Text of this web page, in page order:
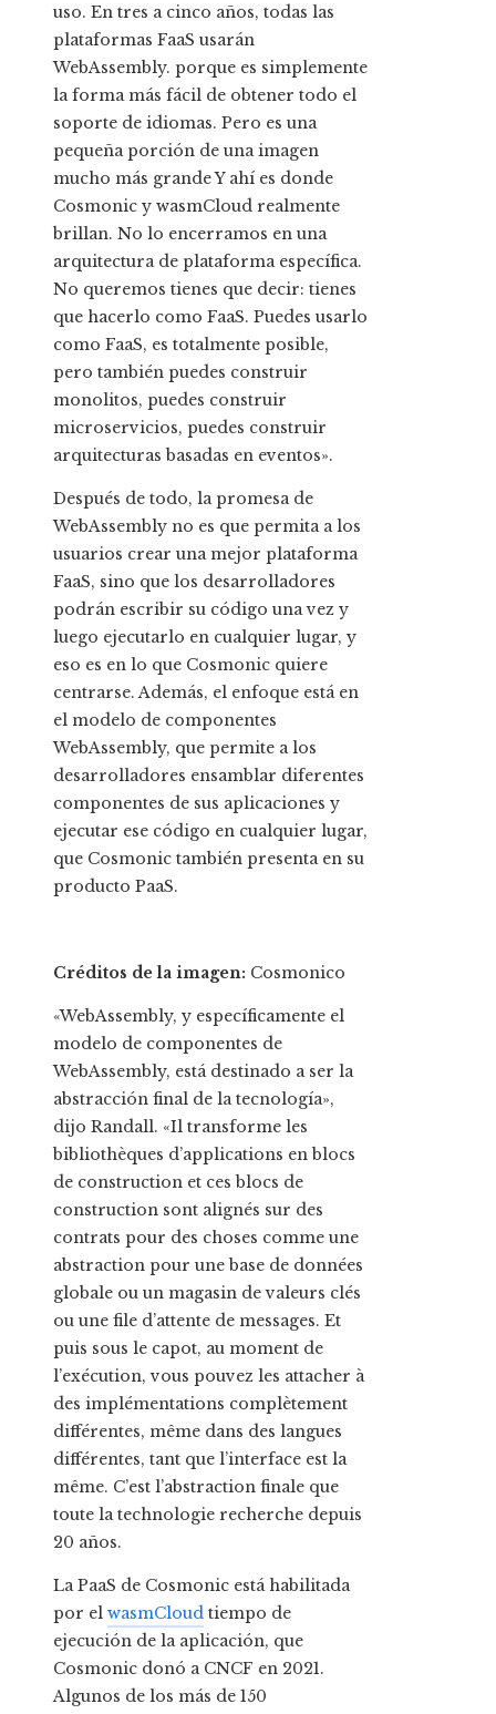
uso. En tres a cinco años, todas las
plataformas FaaS usarán
WebAssembly. porque es simplemente
la forma más fácil de obtener todo el
soporte de idiomas. Pero es una
pequeña porción de una imagen
mucho más grande Y ahí es donde
Cosmonic y wasmCloud realmente
brillan. No lo encerramos en una
arquitectura de plataforma específica.
No queremos tienes que decir: tienes
que hacerlo como FaaS. Puedes usarlo
como FaaS, es totalmente posible,
pero también puedes construir
monolitos, puedes construir
microservicios, puedes construir
arquitecturas basadas en eventos».
Después de todo, la promesa de
WebAssembly no es que permita a los
usuarios crear una mejor plataforma
FaaS, sino que los desarrolladores
podrán escribir su código una vez y
luego ejecutarlo en cualquier lugar, y
eso es en lo que Cosmonic quiere
centrarse. Además, el enfoque está en
el modelo de componentes
WebAssembly, que permite a los
desarrolladores ensamblar diferentes
componentes de sus aplicaciones y
ejecutar ese código en cualquier lugar,
que Cosmonic también presenta en su
producto PaaS.
Créditos de la imagen: Cosmonico
«WebAssembly, y específicamente el
modelo de componentes de
WebAssembly, está destinado a ser la
abstracción final de la tecnología»,
dijo Randall. «Il transforme les
bibliothèques d’applications en blocs
de construction et ces blocs de
construction sont alignés sur des
contrats pour des choses comme une
abstraction pour une base de données
globale ou un magasin de valeurs clés
ou une file d’attente de messages. Et
puis sous le capot, au moment de
l’exécution, vous pouvez les attacher à
des implémentations complètement
différentes, même dans des langues
différentes, tant que l’interface est la
même. C’est l’abstraction finale que
toute la technologie recherche depuis
20 años.
La PaaS de Cosmonic está habilitada
por el wasmCloud tiempo de
ejecución de la aplicación, que
Cosmonic donó a CNCF en 2021.
Algunos de los más de 150